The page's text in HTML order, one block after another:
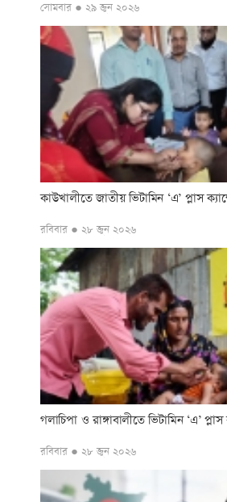
সোমবার ● ২৯ জুন ২০২৬
কাউখালীতে জাতীয় ভিটামিন ‘এ’ প্লাস
রবিবার ● ২৮ জুন ২০২৬
গলাচিপা ও রাঙ্গাবালীতে ভিটামিন ‘এ’
রবিবার ● ২৮ জুন ২০২৬